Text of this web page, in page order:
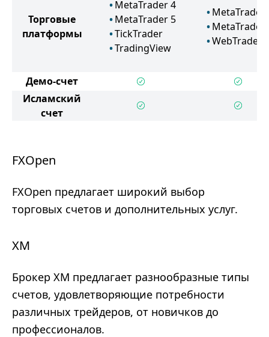
Торговые
платформы
MetaTrader 4
MetaTrader 5
TickTrader
TradingView
MetaTrader
MetaTrader
WebTrader
Демо-счет
Исламский
счет
FXOpen
FXOpen предлагает широкий выбор
торговых счетов и дополнительных услуг.
XM
Брокер XM предлагает разнообразные типы
счетов, удовлетворяющие потребности
различных трейдеров, от новичков до
профессионалов.